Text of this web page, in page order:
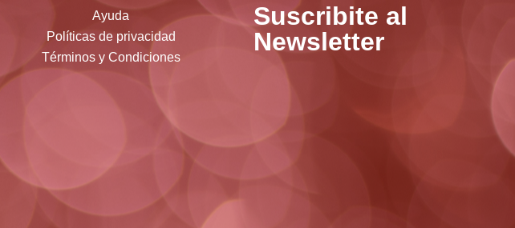
Ayuda
Políticas de privacidad
Términos y Condiciones
Suscribite al
Newsletter